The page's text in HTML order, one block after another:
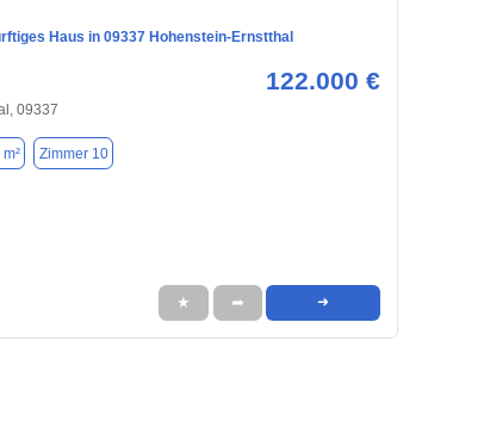
Haus in 09337 Hohenstein-Ernstthal
122.000 €
09337
Zimmer 10
★ ➦ ➜